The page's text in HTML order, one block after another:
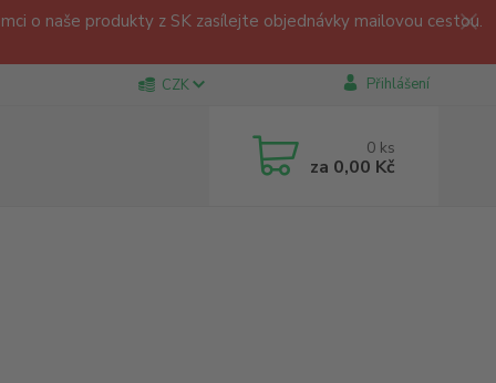
o naše produkty z SK zasílejte objednávky mailovou cestou.
CZK Přihlášení
0 ks
za 0,00 Kč